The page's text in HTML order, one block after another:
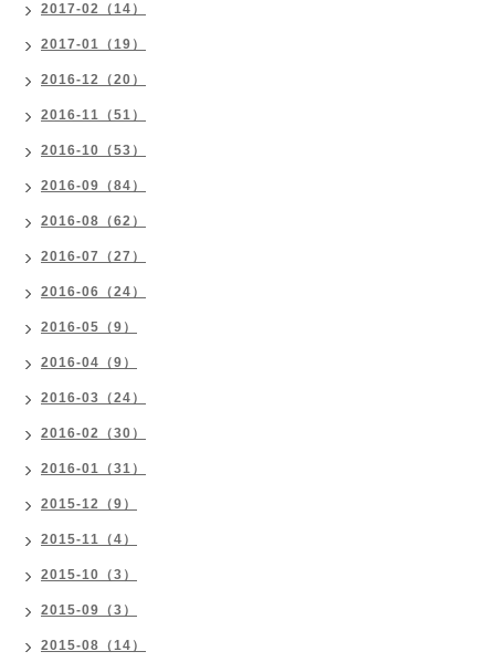
2017-02（14）
2017-01（19）
2016-12（20）
2016-11（51）
2016-10（53）
2016-09（84）
2016-08（62）
2016-07（27）
2016-06（24）
2016-05（9）
2016-04（9）
2016-03（24）
2016-02（30）
2016-01（31）
2015-12（9）
2015-11（4）
2015-10（3）
2015-09（3）
2015-08（14）